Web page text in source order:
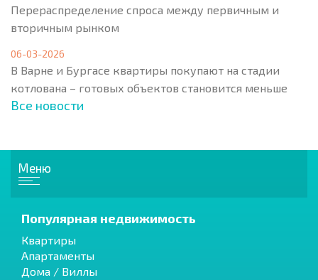
Перераспределение спроса между первичным и
вторичным рынком
06-03-2026
В Варне и Бургасе квартиры покупают на стадии
котлована – готовых объектов становится меньше
Все новости
Меню
Популярная недвижимость
Квартиры
Апартаменты
Дома / Виллы